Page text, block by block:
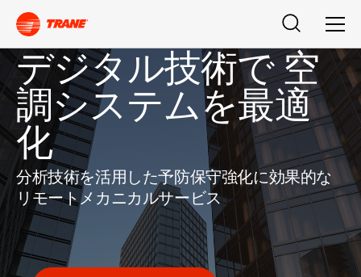
検索 メ
デジタル技術で 空
調システムを最適
化
分析技術を活用した予防保守強化に効果的な
リモートメカニカルサービス